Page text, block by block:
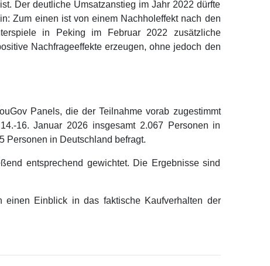
Der deutliche Umsatzanstieg im Jahr 2022 dürfte
Zum einen ist von einem Nachholeffekt nach den
in Peking im Februar 2022 zusätzliche
Nachfrageeffekte erzeugen, ohne jedoch den
Panels, die der Teilnahme vorab zugestimmt
16. Januar 2026 insgesamt 2.067 Personen in
Personen in Deutschland befragt.
entsprechend gewichtet. Die Ergebnisse sind
einen Einblick in das faktische Kaufverhalten der